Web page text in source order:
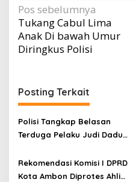
Navigasi
pos
Pos sebelumnya
Tukang Cabul Lima
Anak Di bawah Umur
Diringkus Polisi
Posting Terkait
Polisi Tangkap Belasan
Terduga Pelaku Judi Dadu
Setoran Rp5 Juta dan
Selisih Barang Bukti
Rekomendasi Komisi I DPRD
Kota Ambon Diprotes Ahli